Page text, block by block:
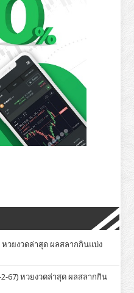
หวยงวดล่าสุด ผลสลากกินแบ่ง
67) หวยงวดล่าสุด ผลสลากกิน